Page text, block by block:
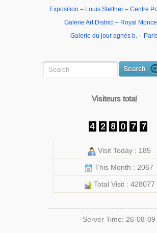
Exposition – Louis Stettner – Centre
Galerie Art District – Royal
Galerie du jour agnès b. –
Visiteurs total
Visit Today : 185
This Month : 2067
Total Visit : 428077
Server Time: 26-08-09